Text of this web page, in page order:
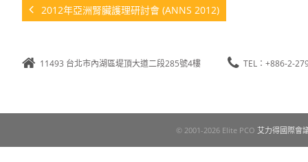
2012年亞洲腎臟護理研討會 (ANNS 2012)
11493 台北市內湖區堤頂大道二段285號4樓 TEL：+886-2-
© 2001-2026 Elite PCO 艾力得國際會